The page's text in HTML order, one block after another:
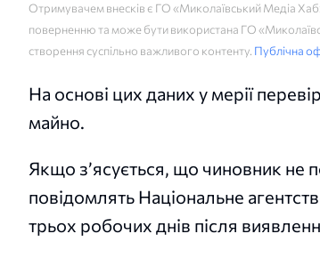
Отримувачем внесків є ГО «Миколаївський Медіа
поверненню та може бути використана ГО
створення суспільно важливого контенту. Публічна
На основі цих даних у мерії
майно.
Якщо з’ясується, що чиновник не
повідомлять Національне
трьох робочих днів після